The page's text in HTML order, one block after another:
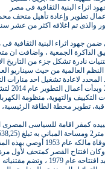
اثراء البنية الثقافية فى مصر
اعمال تطوير وإعادة تأهيل متحف
والذى تم اغلاقه اكثر من عشر
جهود اثراء البنية الثقافية فى
الذاكرة الجمعية ، واضافت
نادرة تشكل جزء من التاريخ
النظم العالمية من حيث سيناريو
لاعادة تشغيل احد منارات
من جانبه
التكييف والتهوية، منظومة
تطوير محطة الطاقة
كمقر اقامة للسياسى
المحيط (7911,75) متر2، ومكون من أربعة
الي قصر الامير عمرو ابراهيم بالزمالك عام